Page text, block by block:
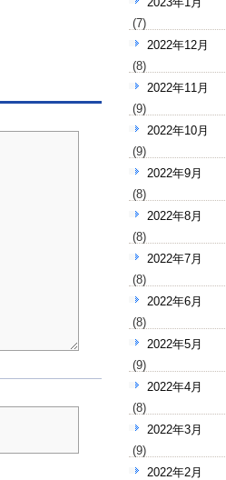
(7)
2022年12月
(8)
2022年11月
(9)
2022年10月
(9)
2022年9月
(8)
2022年8月
(8)
2022年7月
(8)
2022年6月
(8)
2022年5月
(9)
2022年4月
(8)
2022年3月
(9)
2022年2月